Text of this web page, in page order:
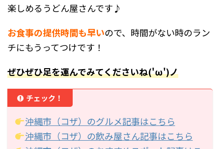
楽しめるうどん屋さんです♪
お食事の提供時間も早いので、時間がない時のラン
チにもうってつけです！
ぜひぜひ足を運んでみてくださいね('ω')ノ
チェック！
沖縄市（コザ）のグルメ記事はこちら
沖縄市（コザ）の飲み屋さん記事はこちら